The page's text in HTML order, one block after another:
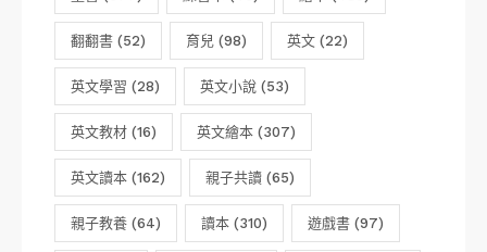
翻翻書 (52) 育兒 (98) 英文 (22)
英文學習 (28) 英文小說 (53)
英文教材 (16) 英文繪本 (307)
英文讀本 (162) 親子共讀 (65)
親子教養 (64) 讀本 (310) 遊戲書 (97)